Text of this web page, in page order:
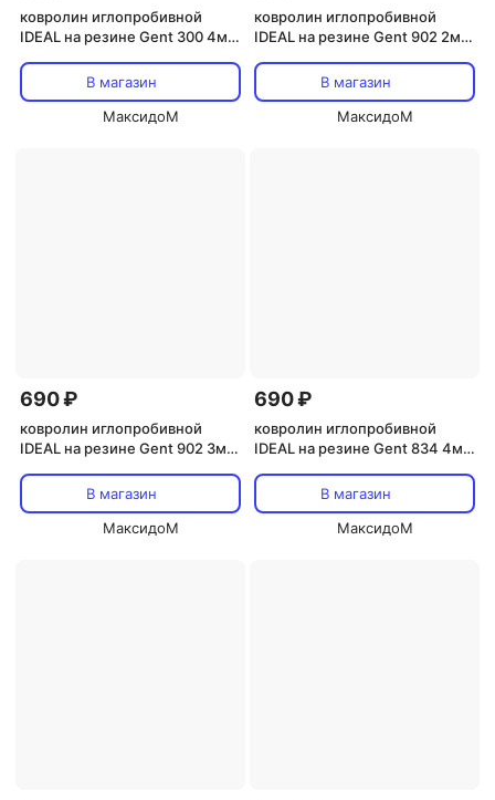
ковролин иглопробивной
IDEAL на резине Gent 300 4м
В магазин
МаксидоМ
ковролин иглопробивной
IDEAL на резине Gent 902 2м
В магазин
МаксидоМ
690 ₽
ковролин иглопробивной
IDEAL на резине Gent 902 3м
В магазин
МаксидоМ
690 ₽
ковролин иглопробивной
IDEAL на резине Gent 834 4м
В магазин
МаксидоМ